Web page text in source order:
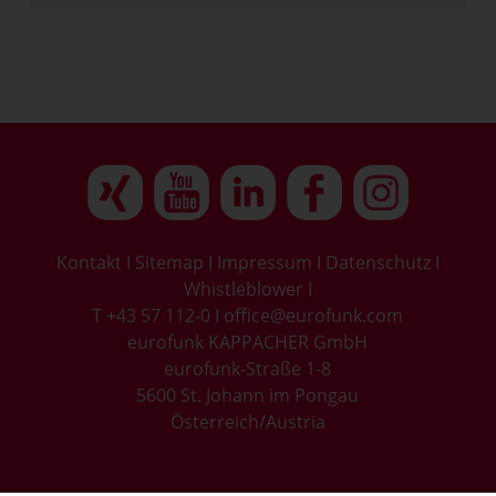
Kontakt I Sitemap I Impressum I DatenschutzI
Whistleblower I
T +43 57 112-0 I office@eurofunk.com
eurofunk KAPPACHER GmbH
eurofunk-Straße 1-8
5600 St. Johann im Pongau
Österreich/Austria